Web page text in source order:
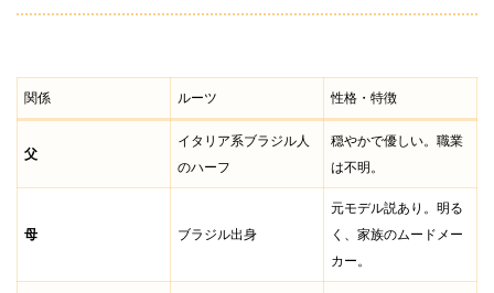
関係 ルーツ 性格・特徴
父
イタリア系ブラジル人
のハーフ
穏やかで優しい。職業
は不明。
母 ブラジル出身
元モデル説あり。明る
く、家族のムードメー
カー。